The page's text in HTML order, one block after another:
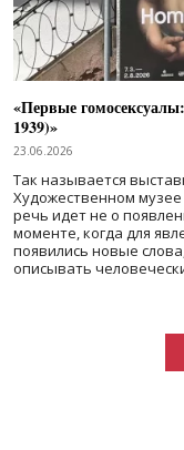
«Первые
1939)»
23.06.2026
Так называется
Художественном музее
речь идет не о
моменте, когда для
появились новые
описывать